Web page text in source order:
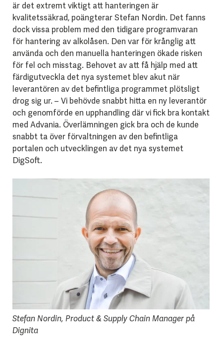
är det extremt viktigt att hanteringen är
kvalitetssäkrad, poängterar Stefan Nordin. Det fanns
dock vissa problem med den tidigare programvaran
för hantering av alkolåsen. Den var för krånglig att
använda och den manuella hanteringen ökade risken
för fel och misstag. Behovet av att få hjälp med att
färdigutveckla det nya systemet blev akut när
leverantören av det befintliga programmet plötsligt
drog sig ur. – Vi behövde snabbt hitta en ny leverantör
och genomförde en upphandling där vi fick bra kontakt
med Advania. Överlämningen gick bra och de kunde
snabbt ta över förvaltningen av den befintliga
portalen och utvecklingen av det nya systemet
DigSoft.
Stefan Nordin, Product & Supply Chain Manager på
Dignita